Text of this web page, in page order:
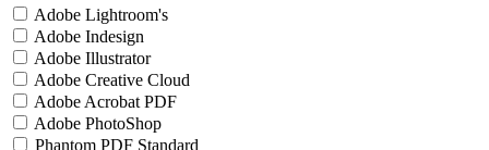
Adobe Lightroom's
Adobe Indesign
Adobe Illustrator
Adobe Creative Cloud
Adobe Acrobat PDF
Adobe PhotoShop
Phantom PDF Standard